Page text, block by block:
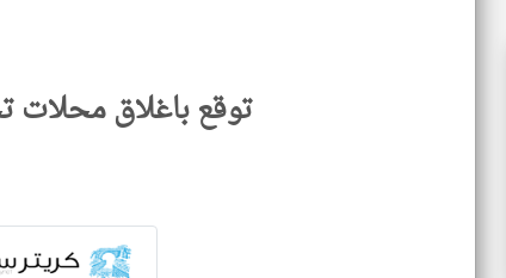
توقع باغلاق محلات